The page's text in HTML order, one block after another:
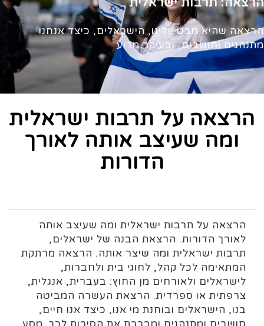
הרצאה שהיא מבט עלינו, הישראלים, כיצד אנחנו
מתנהגים וחושבים, ובעיקר מדוע
הרצאה על תרבות ישראלית
ומה שעיצב אותה לאורך
הדורות
הרצאה על תרבות ישראלית ומה שעיצב אותה
לאורך הדורות. הרצאת הבנה של ישראלים,
תרבות ישראלית ומה שיצר אותה. הרצאה מרתקת
המתאימה לכל קהל, לחוגי בית ולחברות,
לישראלים ולאורחים מן החוץ: בעברית, אנגלית,
צרפתית או ספרדית. הרצאת העשרה המביטה
בנו, הישראלים ובוחנת מי אנו, כיצד אנו חיים,